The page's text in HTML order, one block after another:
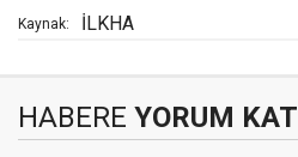
Kaynak: İLKHA
HABERE YORUM KAT